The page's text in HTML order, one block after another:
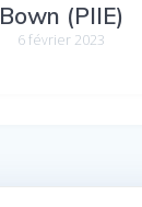
Bown (PIIE)
6 février 2023